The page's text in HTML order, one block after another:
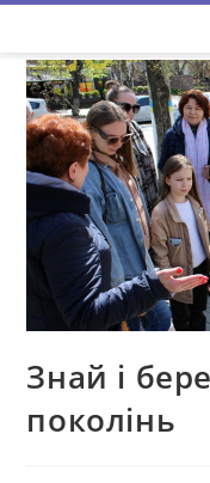
Знай і
поколінь